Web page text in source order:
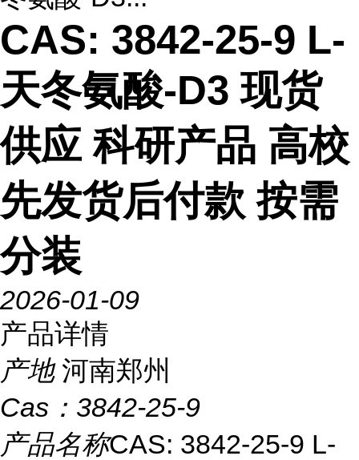
CAS: 3842-25-9 L-
天冬氨酸-D3 现货
供应 科研产品 高校
先发货后付款 按需
分装
2026-01-09
产品详情
产地 河南郑州
Cas： 3842-25-9
产品名称CAS: 3842-25-9 L-